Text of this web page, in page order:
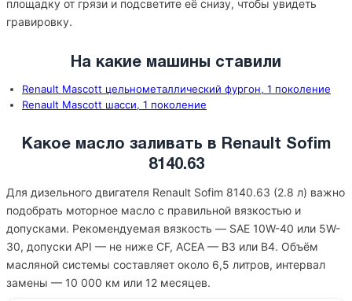
площадку от грязи и подсветите её снизу, чтобы увидеть
гравировку.
На какие машины ставили
Renault Mascott цельнометаллический фургон, 1 поколение
Renault Mascott шасси, 1 поколение
Какое масло заливать в Renault Sofim
8140.63
Для дизельного двигателя Renault Sofim 8140.63 (2.8 л) важно
подобрать моторное масло с правильной вязкостью и
допусками. Рекомендуемая вязкость — SAE 10W-40 или 5W-
30, допуски API — не ниже CF, ACEA — B3 или B4. Объём
масляной системы составляет около 6,5 литров, интервал
замены — 10 000 км или 12 месяцев.